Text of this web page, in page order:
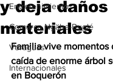
Entretenimiento
Comarca Ngäbe-Buglé
Veraguas
Internacionales
y deja daños
materiales
Familia vive momentos
caída de enorme árbol
en Boquerón